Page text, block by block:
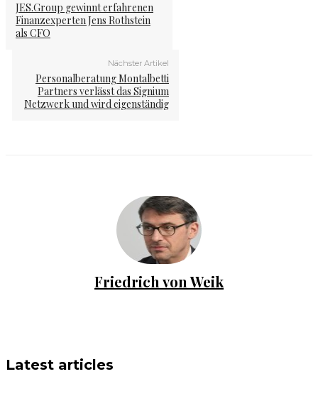
JES.Group gewinnt erfahrenen
Finanzexperten Jens Rothstein
als CFO
Nächster Artikel
Personalberatung Montalbetti
Partners verlässt das Signium
Netzwerk und wird eigenständig
Friedrich von Weik
Latest articles